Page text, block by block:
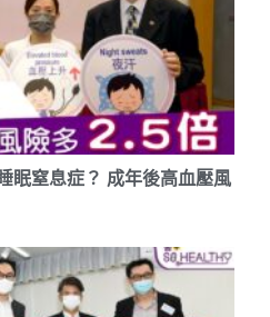
眠窒息症？ 成年後高血壓風